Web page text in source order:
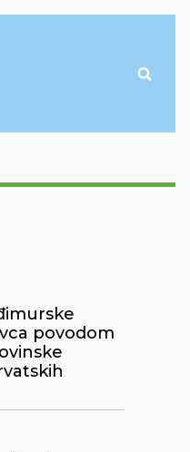
povodom